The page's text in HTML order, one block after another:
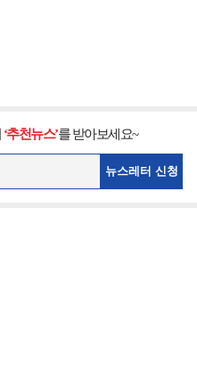
‘추천뉴스’를 받아보세요~
뉴스레터 신청